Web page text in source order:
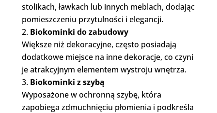
stolikach, ławkach lub innych meblach, dodając
pomieszczeniu przytulności i elegancji.
Biokominki do zabudowy
Większe niż dekoracyjne, często posiadają
dodatkowe miejsce na inne dekoracje, co czyni
je atrakcyjnym elementem wystroju wnętrza.
Biokominki z szybą
Wyposażone w ochronną szybę, która
zapobiega zdmuchnięciu płomienia i podkreśla